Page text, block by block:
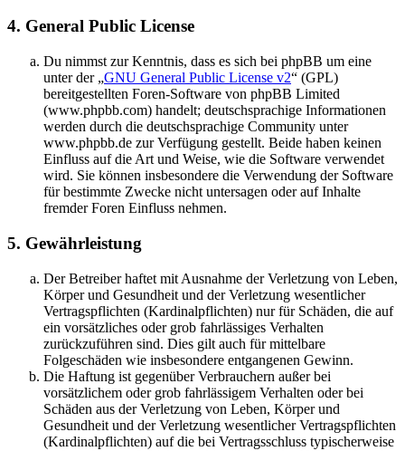
4. General Public License
Du nimmst zur Kenntnis, dass es sich bei phpBB um eine
unter der „GNU General Public License v2“ (GPL)
bereitgestellten Foren-Software von phpBB Limited
(www.phpbb.com) handelt; deutschsprachige Informationen
werden durch die deutschsprachige Community unter
www.phpbb.de zur Verfügung gestellt. Beide haben keinen
Einfluss auf die Art und Weise, wie die Software verwendet
wird. Sie können insbesondere die Verwendung der Software
für bestimmte Zwecke nicht untersagen oder auf Inhalte
fremder Foren Einfluss nehmen.
5. Gewährleistung
Der Betreiber haftet mit Ausnahme der Verletzung von Leben,
Körper und Gesundheit und der Verletzung wesentlicher
Vertragspflichten (Kardinalpflichten) nur für Schäden, die auf
ein vorsätzliches oder grob fahrlässiges Verhalten
zurückzuführen sind. Dies gilt auch für mittelbare
Folgeschäden wie insbesondere entgangenen Gewinn.
Die Haftung ist gegenüber Verbrauchern außer bei
vorsätzlichem oder grob fahrlässigem Verhalten oder bei
Schäden aus der Verletzung von Leben, Körper und
Gesundheit und der Verletzung wesentlicher Vertragspflichten
(Kardinalpflichten) auf die bei Vertragsschluss typischerweise